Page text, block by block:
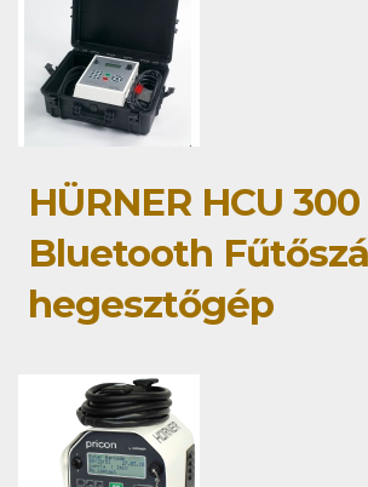
HÜRNER HCU 300
Bluetooth
hegesztőgép